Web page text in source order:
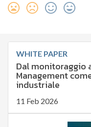
WHITE PAPER
Dal monitoraggio
Management
industriale
11 Feb 2026